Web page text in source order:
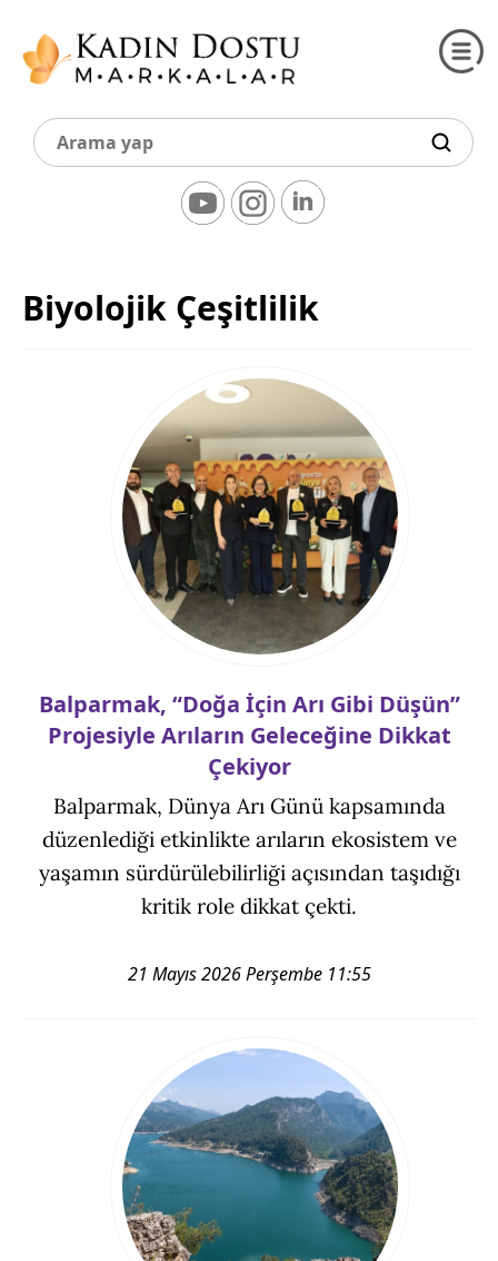
Biyolojik Çeşitlilik
Balparmak, “Doğa İçin Arı Gibi Düşün”
Projesiyle Arıların Geleceğine Dikkat
Çekiyor
Balparmak, Dünya Arı Günü kapsamında
düzenlediği etkinlikte arıların ekosistem ve
yaşamın sürdürülebilirliği açısından taşıdığı
kritik role dikkat çekti.
21 Mayıs 2026 Perşembe 11:55